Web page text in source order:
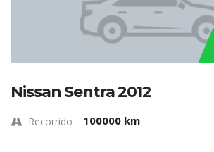
Nissan Sentra 2012
Recorrido 100000 km